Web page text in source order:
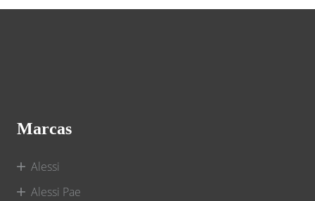
Marcas
Alessi
Alessi Pae